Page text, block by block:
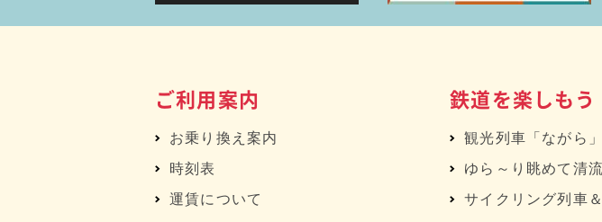
ご利用案内
お乗り換え案内
時刻表
運賃について
鉄道を楽しもう
観光列車「ながら」
ゆら～り眺めて清
サイクリング列車